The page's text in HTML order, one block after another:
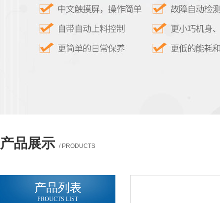
产品展示 / PRODUCTS
产品列表
PROUCTS LIST